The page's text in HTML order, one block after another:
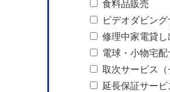
食料品販売
ビデオダビング
修理中家電貸し
電球・小物宅
取次サービス
延長保証サービ